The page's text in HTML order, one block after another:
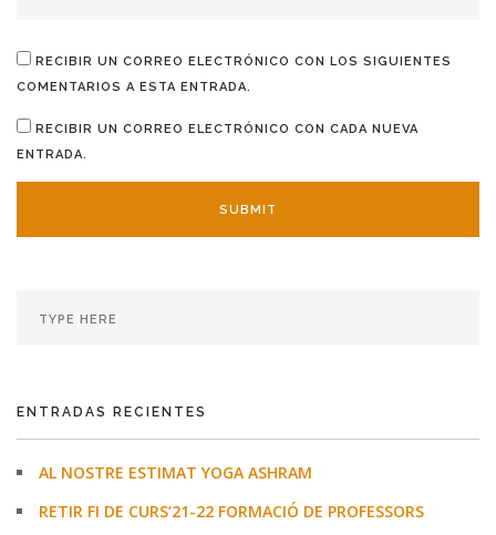
RECIBIR UN CORREO ELECTRÓNICO CON LOS SIGUIENTES
COMENTARIOS A ESTA ENTRADA.
RECIBIR UN CORREO ELECTRÓNICO CON CADA NUEVA
ENTRADA.
ENTRADAS RECIENTES
AL NOSTRE ESTIMAT YOGA ASHRAM
RETIR FI DE CURS’21-22 FORMACIÓ DE PROFESSORS